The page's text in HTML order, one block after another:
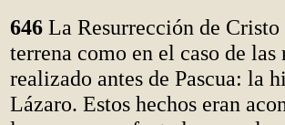
646 La Resurrección de
terrena como en el caso de
realizado antes de Pascua: la
Lázaro. Estos hechos eran